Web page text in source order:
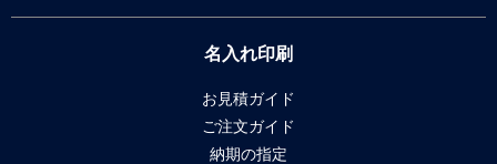
名入れ印刷
お見積ガイド
ご注文ガイド
納期の指定